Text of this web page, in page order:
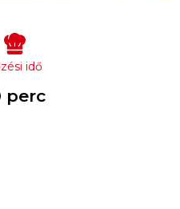
idő
perc